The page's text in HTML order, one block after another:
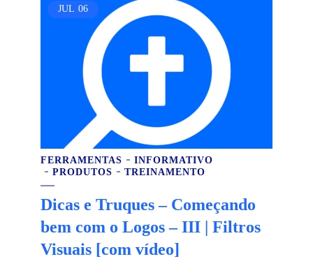
JUL 06
FERRAMENTAS
INFORMATIVO
PRODUTOS
TREINAMENTO
Dicas e Truques – Começando
bem com o Logos – III | Filtros
Visuais [com vídeo]